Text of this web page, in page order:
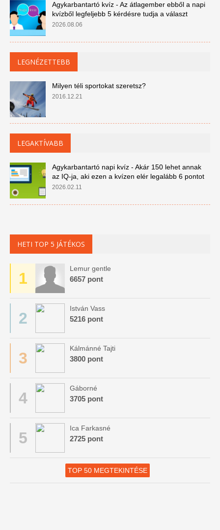
Agykarbantartó kvíz - Az átlagember ebből a napi
kvízből legfeljebb 5 kérdésre tudja a választ
2026.08.06
LEGNÉZETTEBB
Milyen téli sportokat szeretsz?
2016.12.21
LEGAKTÍVABB
Agykarbantartó napi kvíz - Akár 150 lehet annak
az IQ-ja, aki ezen a kvízen elér legalább 6 pontot
2026.02.11
HETI TOP 5 JÁTÉKOS
1
Lemur gentle
6657 pont
2
István Vass
5216 pont
3
Kálmánné Tajti
3800 pont
4
Gáborné
3705 pont
5
Ica Farkasné
2725 pont
TOP 50 MEGTEKINTÉSE